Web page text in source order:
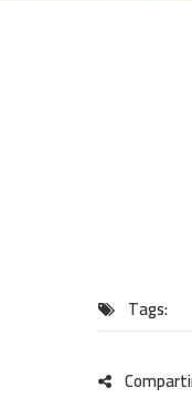
Tags: